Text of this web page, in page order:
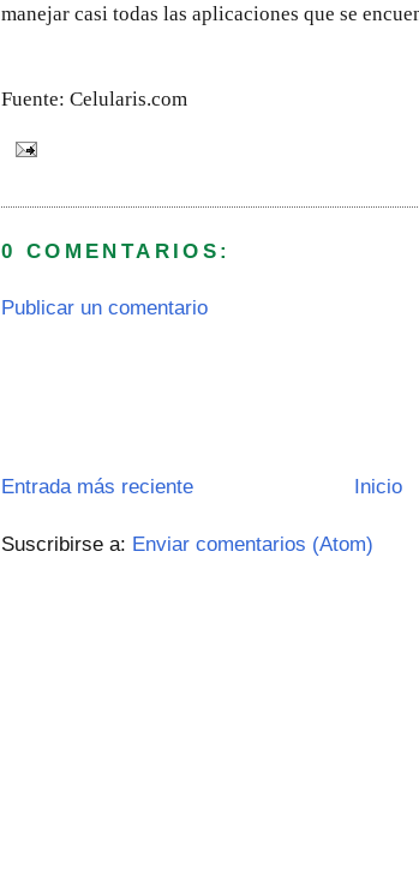
manejar casi todas las aplicaciones que se
Fuente: Celularis.com
0 COMENTARIOS:
Publicar un comentario
Entrada más reciente Inicio
Suscribirse a: Enviar comentarios (Atom)